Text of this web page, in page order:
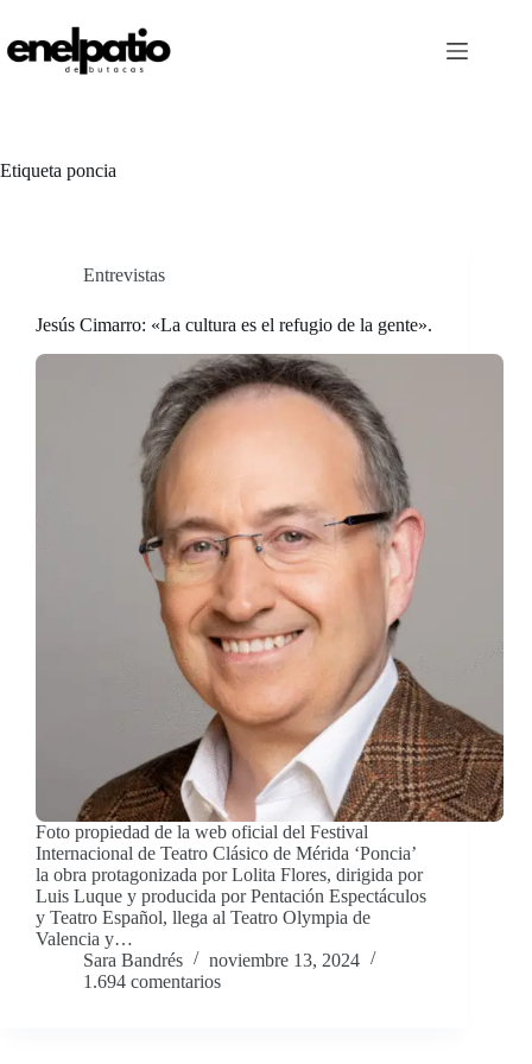
contenido
Etiqueta poncia
Entrevistas
Jesús Cimarro: «La cultura es el refugio de la gente».
Foto propiedad de la web oficial del Festival
Internacional de Teatro Clásico de Mérida ‘Poncia’
la obra protagonizada por Lolita Flores, dirigida por
Luis Luque y producida por Pentación Espectáculos
y Teatro Español, llega al Teatro Olympia de
Valencia y…
Sara Bandrés
noviembre 13, 2024
1.694 comentarios